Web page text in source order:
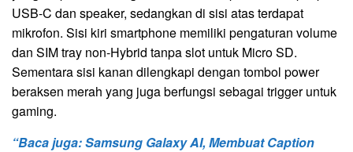
USB-C dan speaker, sedangkan di sisi atas terdapat
mikrofon. Sisi kiri smartphone memiliki pengaturan volume
dan SIM tray non-Hybrid tanpa slot untuk Micro SD.
Sementara sisi kanan dilengkapi dengan tombol power
beraksen merah yang juga berfungsi sebagai trigger untuk
gaming.
“Baca juga: Samsung Galaxy AI, Membuat Caption